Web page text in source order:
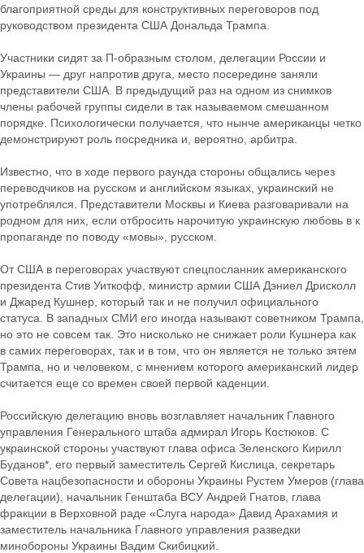
благоприятной среды для конструктивных переговоров под
руководством президента США Дональда Трампа.
Участники сидят за П-образным столом, делегации России и
Украины — друг напротив друга, место посередине заняли
представители США. В предыдущий раз на одном из снимков
члены рабочей группы сидели в так называемом смешанном
порядке. Психологически получается, что нынче американцы четко
демонстрируют роль посредника и, вероятно, арбитра.
Известно, что в ходе первого раунда стороны общались через
переводчиков на русском и английском языках, украинский не
употреблялся. Представители Москвы и Киева разговаривали на
родном для них, если отбросить нарочитую украинскую любовь в к
пропаганде по поводу «мовы», русском.
От США в переговорах участвуют спецпосланник американского
президента Стив Уиткофф, министр армии США Дэниел Дрисколл
и Джаред Кушнер, который так и не получил официального
статуса. В западных СМИ его иногда называют советником Трампа,
но это не совсем так. Это нисколько не снижает роли Кушнера как
в самих переговорах, так и в том, что он является не только зятем
Трампа, но и человеком, с мнением которого американский лидер
считается еще со времен своей первой каденции.
Российскую делегацию вновь возглавляет начальник Главного
управления Генерального штаба адмирал Игорь Костюков. С
украинской стороны участвуют глава офиса Зеленского Кирилл
Буданов*, его первый заместитель Сергей Кислица, секретарь
Совета нацбезопасности и обороны Украины Рустем Умеров (глава
делегации), начальник Генштаба ВСУ Андрей Гнатов, глава
фракции в Верховной раде «Слуга народа» Давид Арахамия и
заместитель начальника Главного управления разведки
минобороны Украины Вадим Скибицкий.